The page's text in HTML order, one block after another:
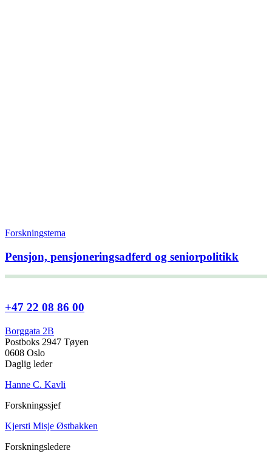
Forskningstema
Pensjon, pensjoneringsadferd og seniorpolitikk
+47 22 08 86 00
Borggata 2B
Postboks 2947 Tøyen
0608 Oslo
Daglig leder
Hanne C. Kavli
Forskningssjef
Kjersti Misje Østbakken
Forskningsledere